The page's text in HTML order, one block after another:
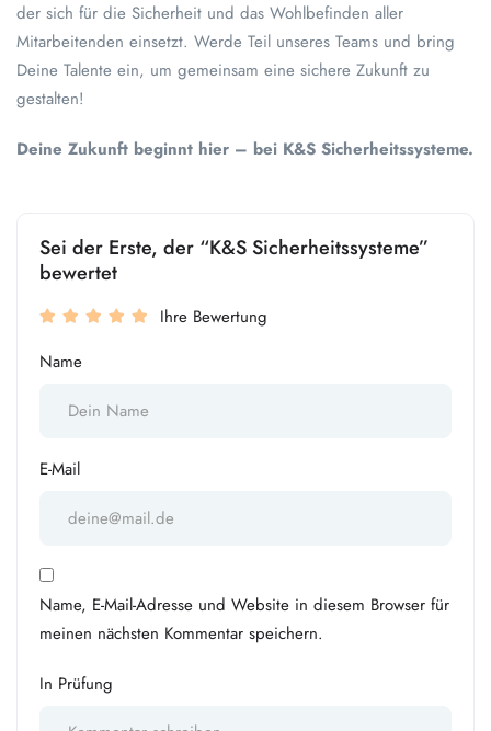
der sich für die Sicherheit und das Wohlbefinden aller
Mitarbeitenden einsetzt. Werde Teil unseres Teams und bring
Deine Talente ein, um gemeinsam eine sichere Zukunft zu
gestalten!
Deine Zukunft beginnt hier – bei K&S Sicherheitssysteme.
Sei der Erste, der “K&S Sicherheitssysteme”
bewertet
Ihre Bewertung
Name
E-Mail
Name, E-Mail-Adresse und Website in diesem Browser für
meinen nächsten Kommentar speichern.
In Prüfung